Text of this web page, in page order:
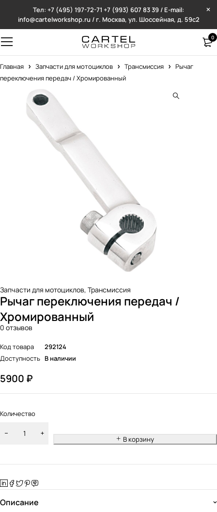
Тел: +7 (495) 197-72-71 +7 (993) 607 83 39 / E-mail:
info@cartelworkshop.ru / г. Москва, ул. Шоссейная, д. 59с2
0
Главная Запчасти для мотоциклов Трансмиссия
Рычаг
переключения передач / Хромированный
Запчасти для мотоциклов, Трансмиссия
Рычаг переключения передач /
Хромированный
0 отзывов
Код товара
292124
Доступность В наличии
5900 ₽
Количество
В корзину
Описание